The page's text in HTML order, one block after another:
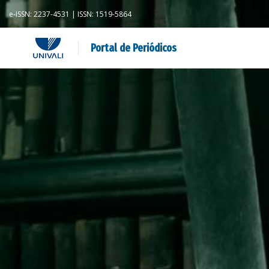
e-ISSN: 2237-4531 | ISSN: 1519-5864
Portal de Periódicos